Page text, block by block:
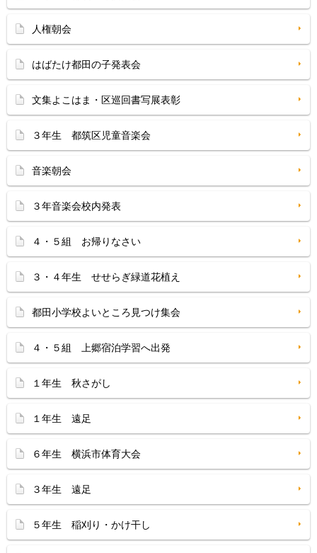
人権朝会
はばたけ都田の子発表会
文集よこはま・区巡回書写展表彰
３年生 都筑区児童音楽会
音楽朝会
３年音楽会校内発表
４・５組 お帰りなさい
３・４年生 せせらぎ緑道花植え
都田小学校よいところ見つけ集会
４・５組 上郷宿泊学習へ出発
１年生 秋さがし
１年生 遠足
６年生 横浜市体育大会
３年生 遠足
５年生 稲刈り・かけ干し